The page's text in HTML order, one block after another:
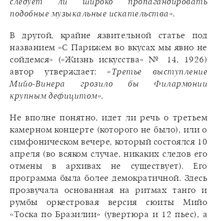
подобные музыкальные искательства».
В другой, крайне язвительной статье под
названием «С Парижем во вкусах мы явно не
сойдемся» («Жизнь искусства» № 14, 1926)
автор утверждает:«Третье выступление
Мийо-Винера грозило бы Филармонии
крупным дефицитом».
Не вполне понятно, идет ли речь о третьем
камерном концерте (которого не было), или о
симфоническом вечере, который состоялся 10
апреля (во всяком случае, никаких следов его
отмены в архивах не существует). Его
программа была более демократичной. Здесь
прозвучала основанная на ритмах танго и
румбы оркестровая версия сюиты Мийо
«Тоска по Бразилии» (увертюра и 12 пьес), а